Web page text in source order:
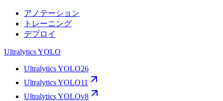
アノテーション
トレーニング
デプロイ
Ultralytics YOLO
Ultralytics YOLO26
Ultralytics YOLO11
Ultralytics YOLOv8